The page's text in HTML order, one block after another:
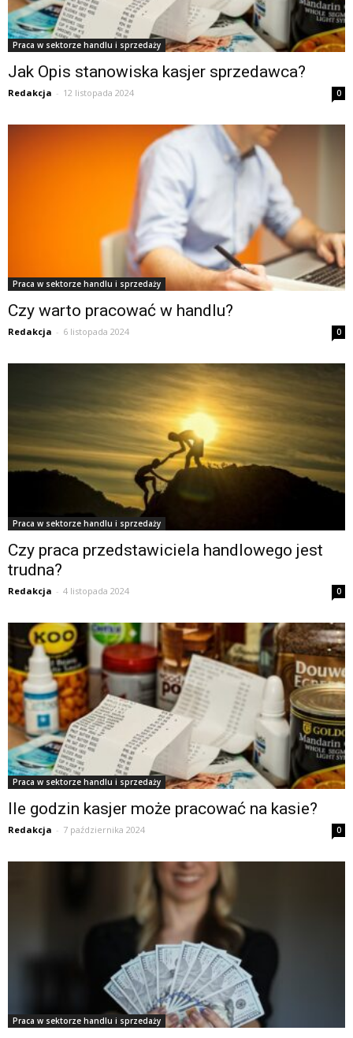
Praca w sektorze handlu i sprzedaży
Jak Opis stanowiska kasjer sprzedawca?
Redakcja - 12 listopada 2024 0
Praca w sektorze handlu i sprzedaży
Czy warto pracować w handlu?
Redakcja - 6 listopada 2024 0
Praca w sektorze handlu i sprzedaży
Czy praca przedstawiciela handlowego jest
trudna?
Redakcja - 4 listopada 2024 0
Praca w sektorze handlu i sprzedaży
Ile godzin kasjer może pracować na kasie?
Redakcja - 7 października 2024 0
Praca w sektorze handlu i sprzedaży